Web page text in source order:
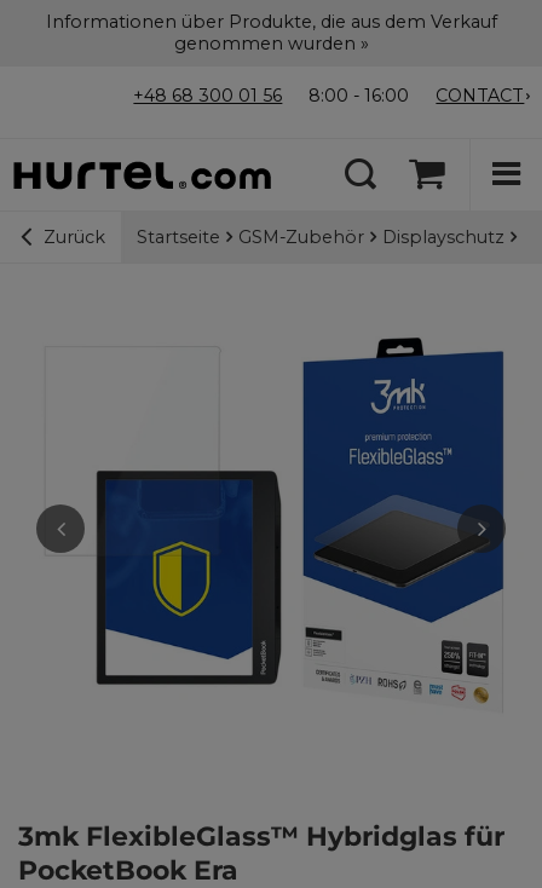
Informationen über Produkte, die aus dem Verkauf
genommen wurden »
+48 68 300 01 56 8:00 - 16:00 CONTACT
Zurück Startseite GSM-Zubehör Displayschutz
3mk FlexibleGlass™ Hybridglas für
PocketBook Era